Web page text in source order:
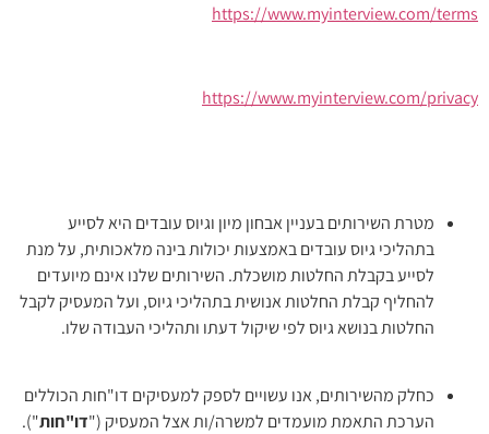
https://www.myinterview.com/terms
https://www.myinterview.com/privacy
מטרת השירותים בעניין אבחון מיון וגיוס עובדים היא לסייע
בתהליכי גיוס עובדים באמצעות יכולות בינה מלאכותית, על מנת
לסייע בקבלת החלטות מושכלת. השירותים שלנו אינם מיועדים
להחליף קבלת החלטות אנושית בתהליכי גיוס, ועל המעסיק לקבל
החלטות בנושא גיוס לפי שיקול דעתו ותהליכי העבודה שלו.
כחלק מהשירותים, אנו עשויים לספק למעסיקים דו"חות הכוללים
הערכת התאמת מועמדים למשרה/ות אצל המעסיק ("דו"חות").